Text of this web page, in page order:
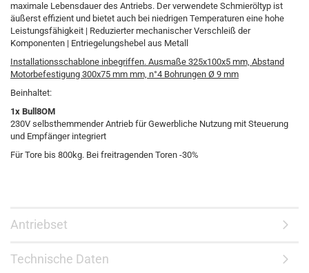
maximale Lebensdauer des Antriebs. Der verwendete Schmieröltyp ist
äußerst effizient und bietet auch bei niedrigen Temperaturen eine hohe
Leistungsfähigkeit | Reduzierter mechanischer Verschleiß der
Komponenten | Entriegelungshebel aus Metall
Installationsschablone inbegriffen. Ausmaße 325x100x5 mm, Abstand
Motorbefestigung 300x75 mm mm, n°4 Bohrungen Ø 9 mm
Beinhaltet:
1x Bull8OM
230V selbsthemmender Antrieb für Gewerbliche Nutzung mit Steuerung
und Empfänger integriert
Für Tore bis 800kg. Bei freitragenden Toren -30%
Antriebset
Technische Daten